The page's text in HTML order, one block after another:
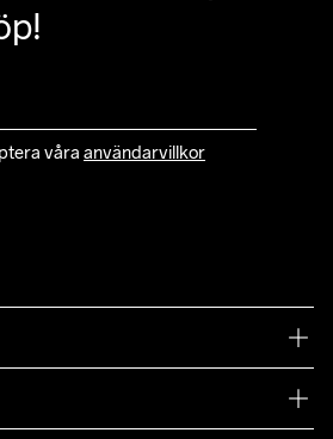
våra användarvillkor